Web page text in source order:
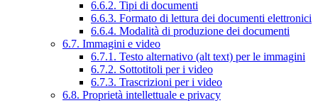
6.6.2. Tipi di documenti
6.6.3. Formato di lettura dei documenti elettronici
6.6.4. Modalità di produzione dei documenti
6.7. Immagini e video
6.7.1. Testo alternativo (alt text) per le immagini
6.7.2. Sottotitoli per i video
6.7.3. Trascrizioni per i video
6.8. Proprietà intellettuale e privacy